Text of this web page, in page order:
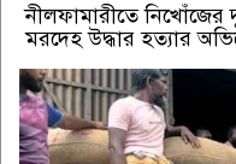
নীলফামারীতে
মরদেহ উদ্ধার হত্যার